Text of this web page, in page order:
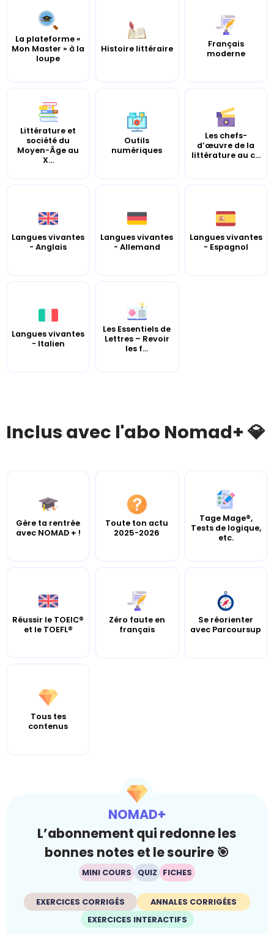
La plateforme «
Mon Master » à la
loupe
Histoire littéraire
Français
moderne
Littérature et
société du
Moyen-Âge au
X...
Outils
numériques
Les chefs-
d’œuvre de la
littérature au c...
Langues vivantes
- Anglais
Langues vivantes
- Allemand
Langues vivantes
- Espagnol
Langues vivantes
- Italien
Les Essentiels de
Lettres – Revoir
les f...
Inclus avec l'abo Nomad+ 💎
Gère ta rentrée
avec NOMAD + !
Toute ton actu
2025-2026
Tage Mage®,
Tests de logique,
etc.
Réussir le TOEIC®
et le TOEFL®
Zéro faute en
français
Se réorienter
avec Parcoursup
Tous tes
contenus
NOMAD+
L’abonnement qui redonne les
bonnes notes et le sourire 🎯
MINI COURS QUIZ FICHES
EXERCICES CORRIGÉS
ANNALES CORRIGÉES
EXERCICES INTERACTIFS